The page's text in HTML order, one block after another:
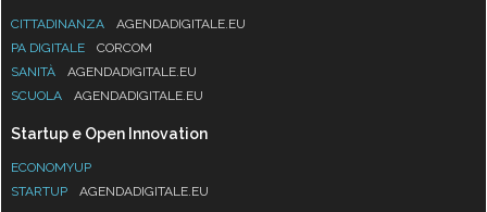
CITTADINANZA
AGENDADIGITALE.EU
PA DIGITALE
CORCOM
SANITÀ
AGENDADIGITALE.EU
SCUOLA
AGENDADIGITALE.EU
Startup e Open Innovation
ECONOMYUP
STARTUP
AGENDADIGITALE.EU